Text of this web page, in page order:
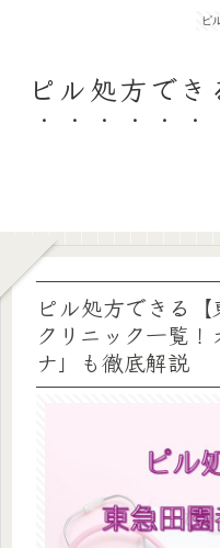
ピ
ピル処方で
ピル処方できる
クリニック一覧
ナ」も徹底解説